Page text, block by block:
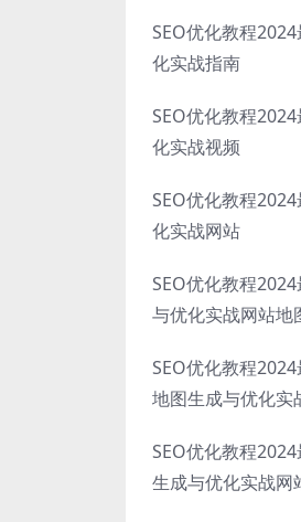
SEO优化教程
化实战指南
SEO优化教程
化实战视频
SEO优化教程
化实战网站
SEO优化教程
与优化实战网站地
SEO优化教程
地图生成与优化实
SEO优化教程
生成与优化实战网